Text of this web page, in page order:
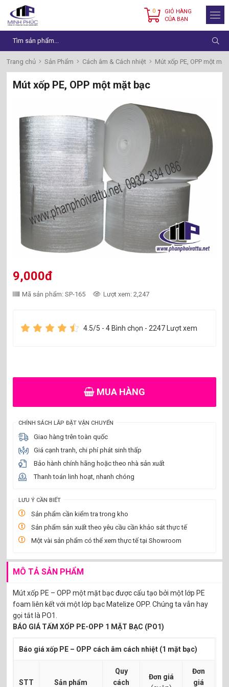
0
GIỎ HÀNG
CỦA BẠN
Trang chủ Sản Phẩm Cách âm & Cách nhiệt Mút xốp PE, OPP một
Mút xốp PE, OPP một mặt bạc
9,000đ
Mã sản phẩm: SP-165 Lượt xem: 2,247
4.5/5 -4 Bình chọn - 2247 Lượt xem
MUA HÀNG
CHÍNH SÁCH LẮP ĐẶT VẬN CHUYỂN
Giao hàng trên toàn quốc
Giá cạnh tranh, chi phí phát sinh thấp
Bảo hành chính hãng hoặc theo nhà sản xuất
Thanh toán linh hoạt, nhanh chóng
LƯU Ý CẦN BIẾT
Sản phẩm cần kiểm tra trong kho
Sản phẩm sản xuất theo yêu cầu cần khảo sát thực tế
Một vài sản phẩm có thể xem thực tế tại Showroom
MÔ TẢ SẢN PHẨM
Mút xốp PE – OPP một mặt bạc được cấu tạo bởi một lớp PE
foam liên kết với một lớp bạc Matelize OPP. Chúng ta vẫn hay
gọi tắt là PO1.
BÁO GIÁ TẤM XỐP PE-OPP 1 MẶT BẠC (PO1)
Báo giá xốp PE – OPP cách âm cách nhiệt (1 mặt bạc)
STT Sản phẩm
Quy
cách
Đơn giá
Đơn
giá